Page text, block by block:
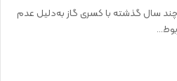
چند سال گذشته با کسری گاز به‌دلیل عدم